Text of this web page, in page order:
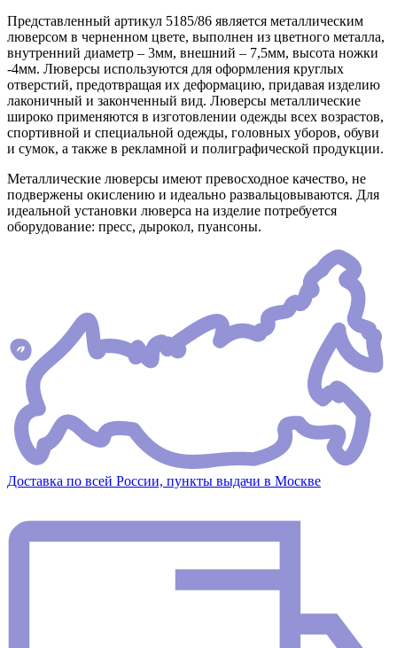
Представленный артикул 5185/86 является металлическим
люверсом в черненном цвете, выполнен из цветного металла,
внутренний диаметр – 3мм, внешний – 7,5мм, высота ножки
-4мм. Люверсы используются для оформления круглых
отверстий, предотвращая их деформацию, придавая изделию
лаконичный и законченный вид. Люверсы металлические
широко применяются в изготовлении одежды всех возрастов,
спортивной и специальной одежды, головных уборов, обуви
и сумок, а также в рекламной и полиграфической продукции.
Металлические люверсы имеют превосходное качество, не
подвержены окислению и идеально развальцовываются. Для
идеальной установки люверса на изделие потребуется
оборудование: пресс, дырокол, пуансоны.
Доставка по всей России, пункты выдачи в Москве